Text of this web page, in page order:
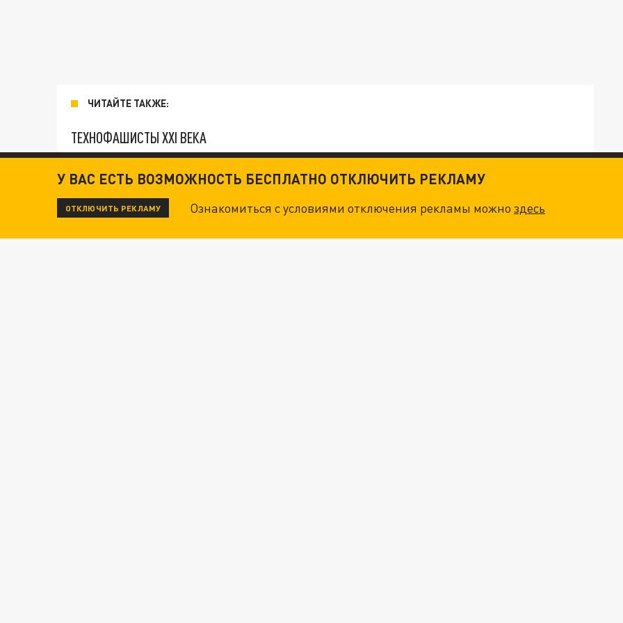
ЧИТАЙТЕ ТАКЖЕ:
ТЕХНОФАШИСТЫ XXI ВЕКА
"КРОТАМИ" БЫЛИ ВСЕ? ТЕРАКТ В ЦЕНТРЕ МОСКВЫ: НА ГЕНЕРАЛОВ ОХОТЯТСЯ "ЖИВЫЕ ДРОНЫ"
ДАНЯ С ДАШЕЙ СПАСЛИСЬ ОТ БОЕВИКОВ ВСУ. НО БЕДЫ ДЛЯ МАЛЫШЕЙ НЕ ЗАКОНЧИЛИСЬ
У ВАС ЕСТЬ ВОЗМОЖНОСТЬ БЕСПЛАТНО ОТКЛЮЧИТЬ РЕКЛАМУ
ОТКЛЮЧИТЬ РЕКЛАМУ Ознакомиться с условиями отключения рекламы можноздесь